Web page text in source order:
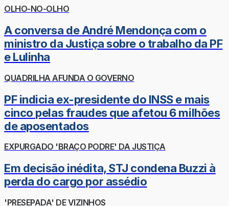
OLHO-NO-OLHO
A conversa de André Mendonça com o
ministro da Justiça sobre o trabalho da PF
e Lulinha
QUADRILHA AFUNDA O GOVERNO
PF indicia ex-presidente do INSS e mais
cinco pelas fraudes que afetou 6 milhões
de aposentados
EXPURGADO 'BRAÇO PODRE' DA JUSTIÇA
Em decisão inédita, STJ condena Buzzi à
perda do cargo por assédio
'PRESEPADA' DE VIZINHOS